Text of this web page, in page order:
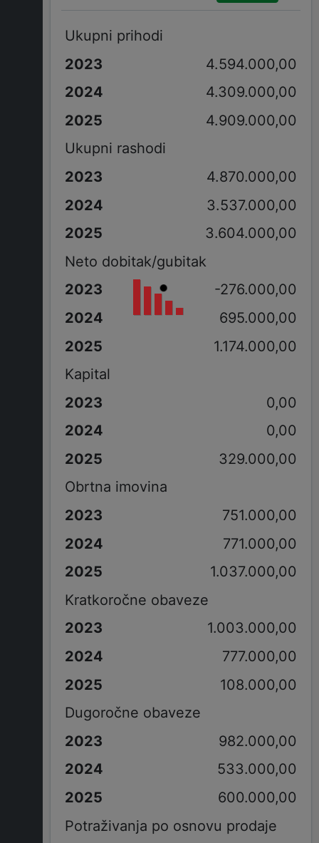
Ukupni prihodi
4.594.000,00
4.309.000,00
4.909.000,00
Ukupni rashodi
4.870.000,00
3.537.000,00
3.604.000,00
Neto dobitak/gubitak
-276.000,00
695.000,00
1.174.000,00
Kapital
0,00
0,00
329.000,00
Obrtna imovina
751.000,00
771.000,00
1.037.000,00
Kratkoročne obaveze
1.003.000,00
777.000,00
108.000,00
Dugoročne obaveze
982.000,00
533.000,00
600.000,00
Potraživanja po osnovu prodaje